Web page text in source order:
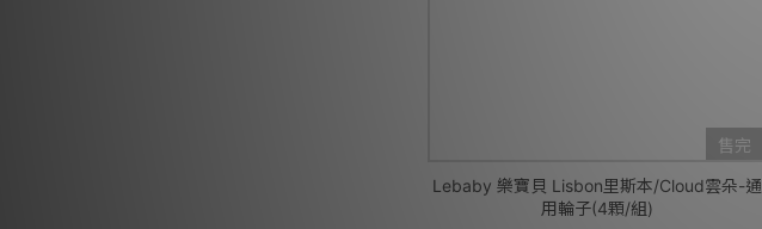
售完
Lebaby 樂寶貝 Lisbon里斯本/Cloud雲朵-通
用輪子(4顆/組)